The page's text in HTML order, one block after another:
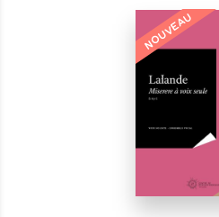
NOUVEAU